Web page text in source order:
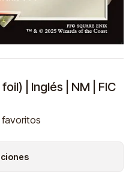
| Inglés | NM | FIC
favoritos